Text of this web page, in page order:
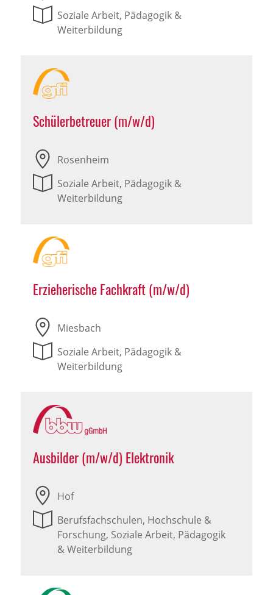
Soziale Arbeit, Pädagogik &
Weiterbildung
Schülerbetreuer (m/w/d)
Rosenheim
Soziale Arbeit, Pädagogik &
Weiterbildung
Erzieherische Fachkraft (m/w/d)
Miesbach
Soziale Arbeit, Pädagogik &
Weiterbildung
Ausbilder (m/w/d) Elektronik
Hof
Berufsfachschulen, Hochschule &
Forschung, Soziale Arbeit, Pädagogik
& Weiterbildung